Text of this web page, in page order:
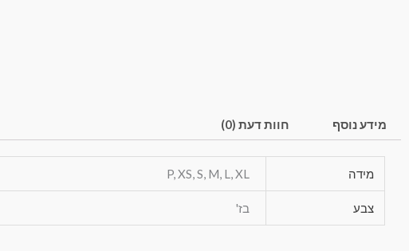
מידע נוסף חוות דעת (0)
מידה P, XS, S, M, L, XL
צבע בז'